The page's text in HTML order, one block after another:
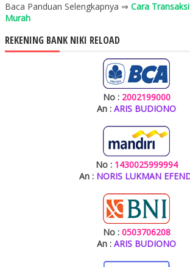
Baca Panduan Selengkapnya ⇒ Cara
Murah
REKENING BANK NIKI RELOAD
No : 2002199000
An : ARIS BUDIONO
No : 1430025999994
An : NORIS LUKMAN
No : 0503706208
An : ARIS BUDIONO